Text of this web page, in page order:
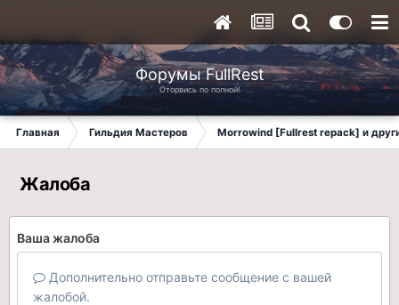
Форумы FullRest
Оторвись по полной!
Главная Гильдия Мастеров Morrowind [Fullrest repack] и
Жалоба
Ваша жалоба
Дополнительно отправьте сообщение с вашей
жалобой.